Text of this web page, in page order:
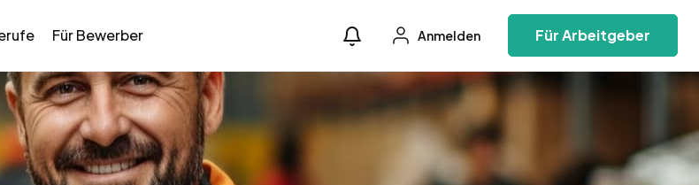
Für Bewerber Anmelden Für Arbeitgeber